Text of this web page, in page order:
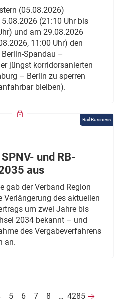
(05.08.2026)
(21:10 Uhr bis
und am 29.08.2026
11:00 Uhr) den
Spandau –
jüngst korridorsanierten
– Berlin zu sperren
bleiben).
Rail Business
und RB-
aus
gab der Verband Region
Verlängerung des aktuellen
um zwei Jahre bis
2034 bekannt – und
des Vergabeverfahrens
an.
5 6 7 8 … 4285